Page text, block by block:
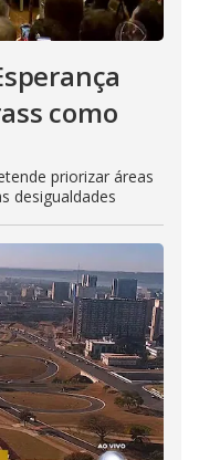
como
priorizar áreas
desigualdades